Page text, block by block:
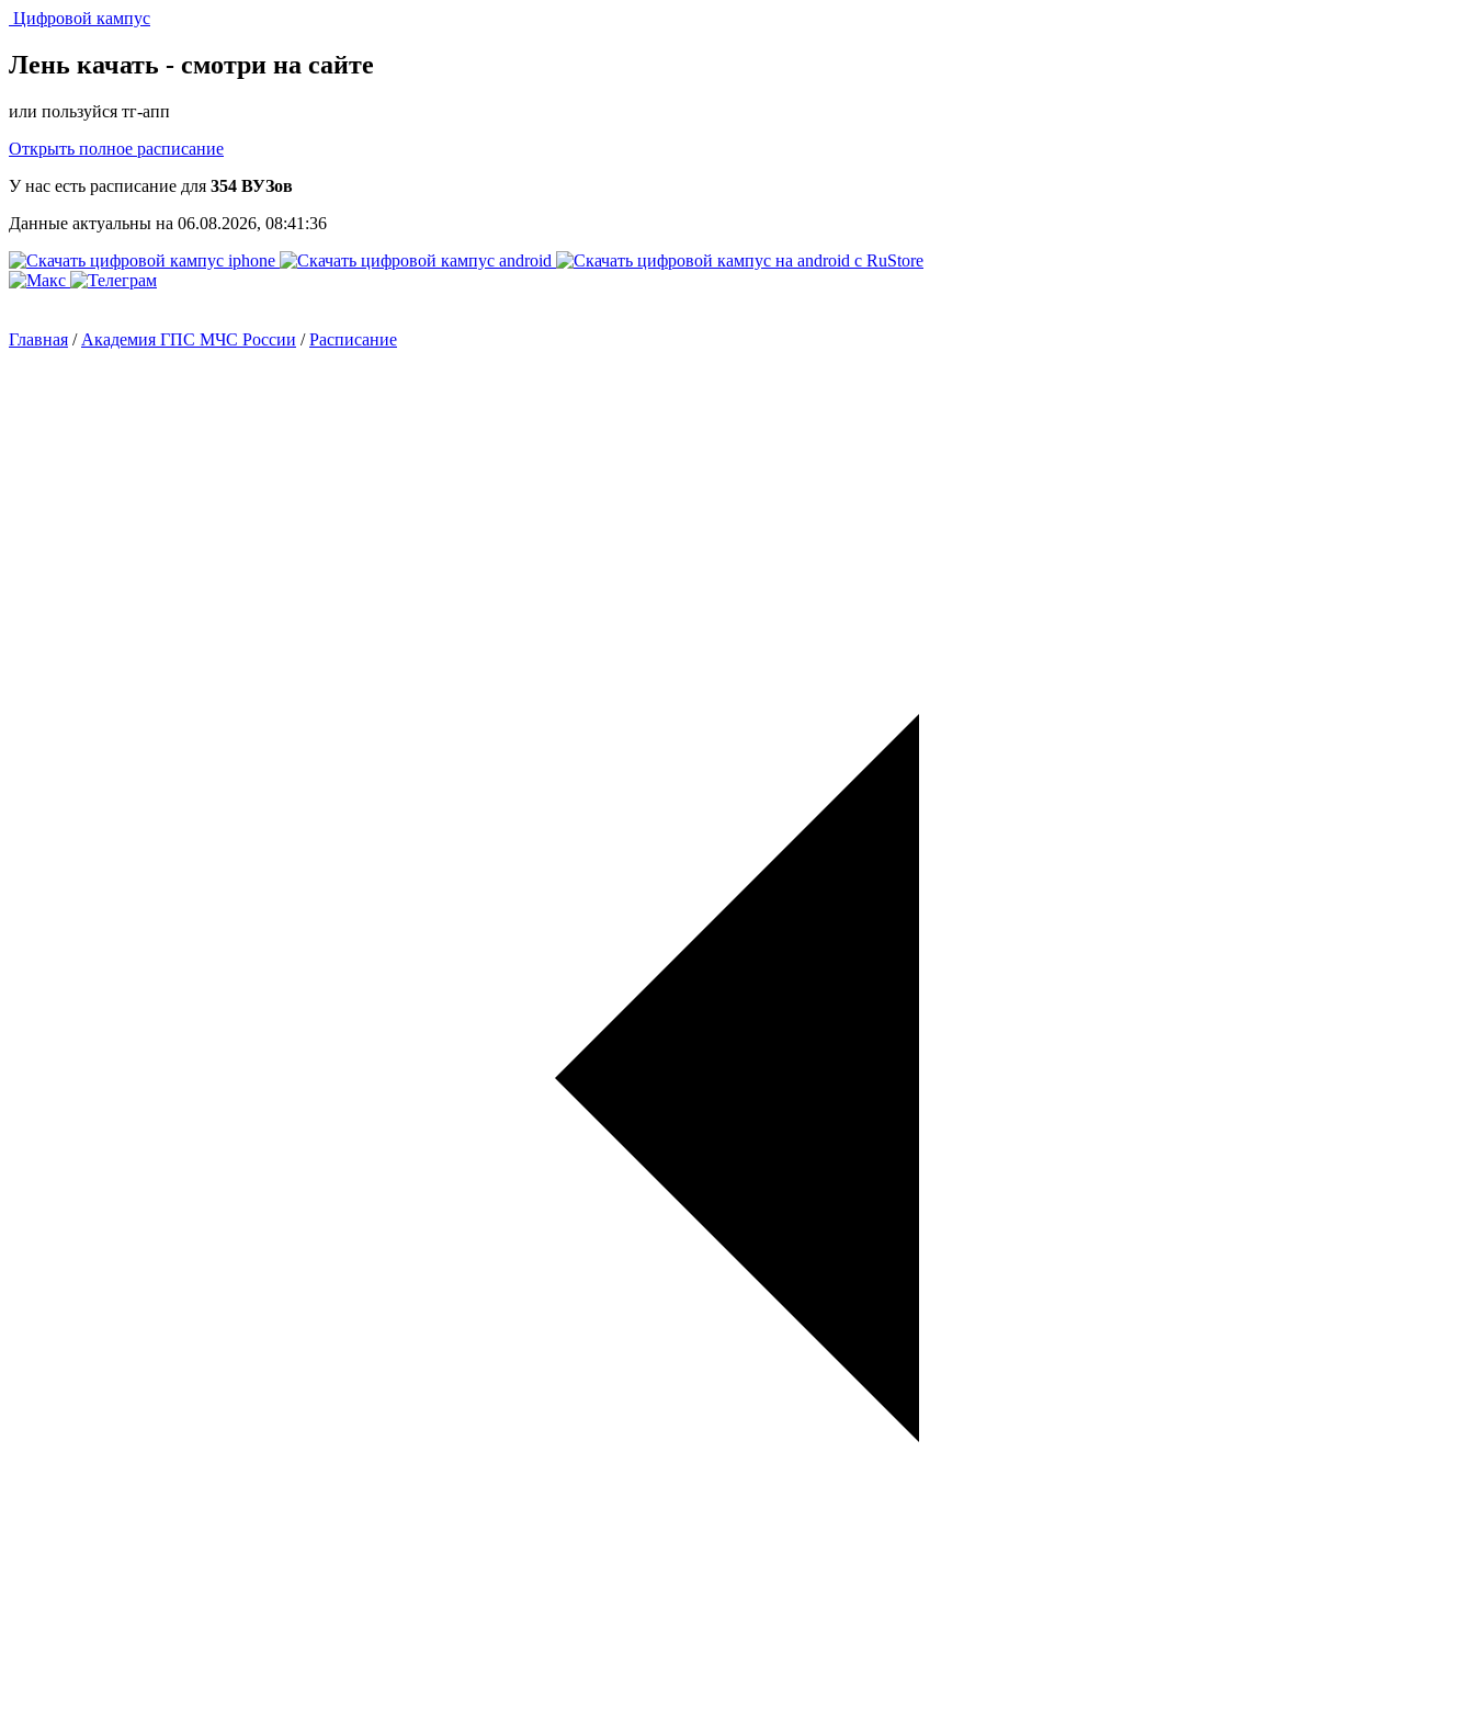
Цифровой кампус
Лень качать - смотри на сайте
или пользуйся тг-апп
Открыть полное расписание
У нас есть расписание для 354 ВУЗов
Данные актуальны на 06.08.2026, 08:41:36
Главная / Академия ГПС МЧС России /Расписание